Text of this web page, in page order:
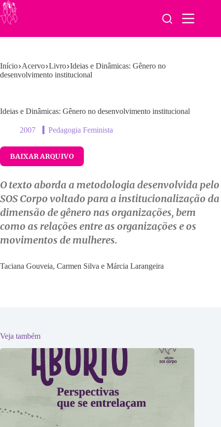
Pular
para
o
Início Acervo Livro Ideias e Dinâmicas: Gênero no
desenvolvimento institucional
Ideias e Dinâmicas: Gênero no desenvolvimento institucional
2007 Pedagogia Feminista
BAIXAR ARQUIVO
O texto aborda a metodologia desenvolvida pelo
SOS Corpo voltado para a institucionalização da
dimensão de gênero nas organizações, bem
como as relações entre as organizações e os
movimentos de mulheres.
Taciana Gouveia, Carmen Silva e Márcia Larangeira
Veja também